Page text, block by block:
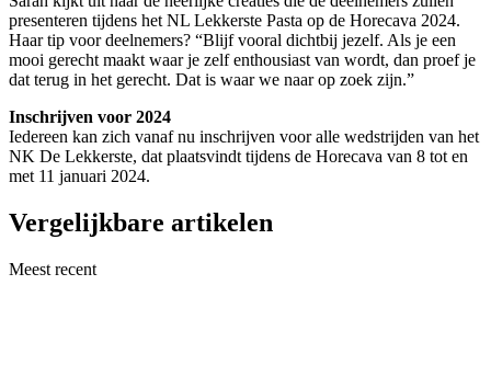
presenteren tijdens het NL Lekkerste Pasta op de Horecava 2024.
Haar tip voor deelnemers? “Blijf vooral dichtbij jezelf. Als je een
mooi gerecht maakt waar je zelf enthousiast van wordt, dan proef je
dat terug in het gerecht. Dat is waar we naar op zoek zijn.”
Inschrijven voor 2024
Iedereen kan zich vanaf nu inschrijven voor alle wedstrijden van het
NK De Lekkerste, dat plaatsvindt tijdens de Horecava van 8 tot en
met 11 januari 2024.
Vergelijkbare artikelen
Meest recent